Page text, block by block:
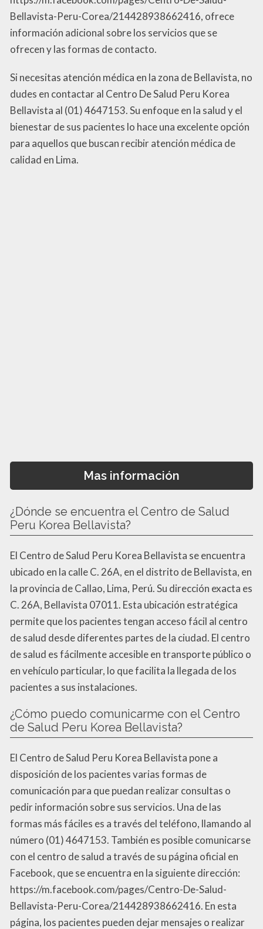
Bellavista-Peru-Corea/214428938662416, ofrece
información adicional sobre los servicios que se
ofrecen y las formas de contacto.
Si necesitas atención médica en la zona de Bellavista, no
dudes en contactar al Centro De Salud Peru Korea
Bellavista al (01) 4647153. Su enfoque en la salud y el
bienestar de sus pacientes lo hace una excelente opción
para aquellos que buscan recibir atención médica de
calidad en Lima.
Mas información
¿Dónde se encuentra el Centro de Salud
Peru Korea Bellavista?
El Centro de Salud Peru Korea Bellavista se encuentra
ubicado en la calle C. 26A, en el distrito de Bellavista, en
la provincia de Callao, Lima, Perú. Su dirección exacta es
C. 26A, Bellavista 07011. Esta ubicación estratégica
permite que los pacientes tengan acceso fácil al centro
de salud desde diferentes partes de la ciudad. El centro
de salud es fácilmente accesible en transporte público o
en vehículo particular, lo que facilita la llegada de los
pacientes a sus instalaciones.
¿Cómo puedo comunicarme con el Centro
de Salud Peru Korea Bellavista?
El Centro de Salud Peru Korea Bellavista pone a
disposición de los pacientes varias formas de
comunicación para que puedan realizar consultas o
pedir información sobre sus servicios. Una de las
formas más fáciles es a través del teléfono, llamando al
número (01) 4647153. También es posible comunicarse
con el centro de salud a través de su página oficial en
Facebook, que se encuentra en la siguiente dirección:
https://m.facebook.com/pages/Centro-De-Salud-
Bellavista-Peru-Corea/214428938662416. En esta
página, los pacientes pueden dejar mensajes o realizar